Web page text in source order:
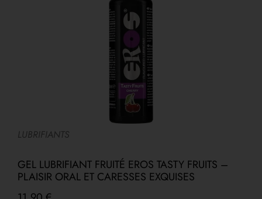
LUBRIFIANTS
GEL LUBRIFIANT FRUITÉ EROS TASTY FRUITS –
PLAISIR ORAL ET CARESSES EXQUISES